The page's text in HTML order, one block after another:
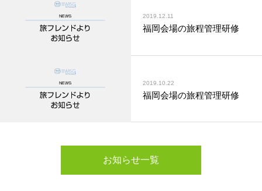
2019.12.11
福岡会場の旅程管理研修
2019.10.22
福岡会場の旅程管理研修
お知らせ一覧